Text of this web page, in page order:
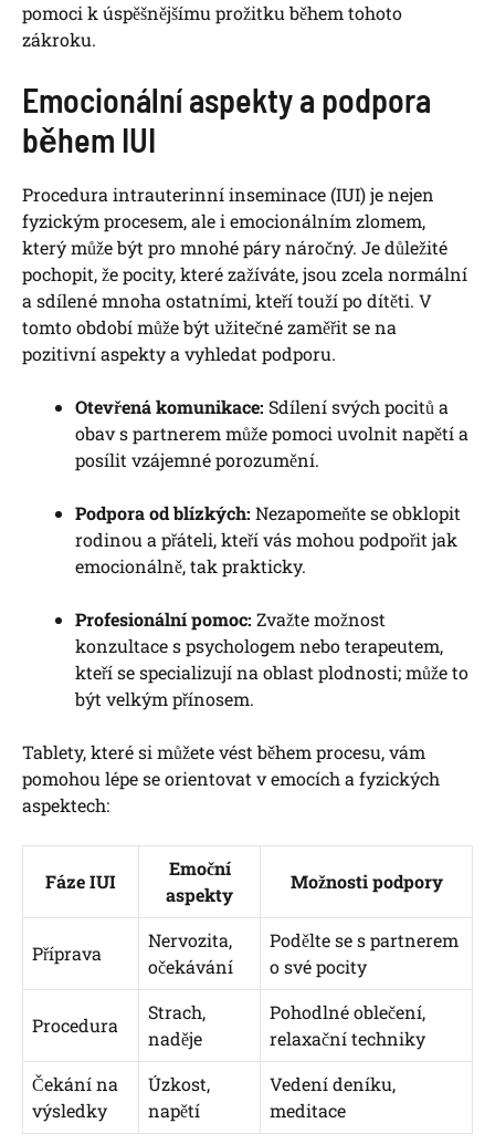
⁢pomoci ⁣k úspěšnějšímu prožitku během tohoto
zákroku.
Emocionální aspekty a podpora
během IUI
Procedura intrauterinní inseminace (IUI) je nejen
fyzickým procesem, ale i emocionálním​ zlomem,
který může být ⁢pro mnohé páry náročný. Je důležité
‌pochopit, že pocity, které ​zažíváte, jsou zcela normální
a ⁢sdílené mnoha ​ostatními, kteří touží po dítěti. V
tomto⁤ období‌ může⁣ být⁣ užitečné ⁢zaměřit se na
pozitivní aspekty a vyhledat podporu.
Otevřená ‍komunikace: Sdílení svých pocitů‍ a⁤
obav⁢ s partnerem může pomoci uvolnit napětí a‌
posílit vzájemné porozumění.
Podpora od​ blízkých: Nezapomeňte⁤ se obklopit
rodinou a přáteli, kteří ‍vás ⁣mohou podpořit jak
emocionálně, tak prakticky.
Profesionální pomoc: Zvažte možnost
konzultace s‍ psychologem nebo terapeutem,
kteří se ⁤specializují⁤ na oblast‌ plodnosti; ‍může to
být velkým přínosem.
Tablety,⁣ které si můžete vést během procesu, vám
pomohou lépe se orientovat v emocích‍ a ​fyzických
aspektech:
Fáze IUI
Emoční
aspekty
Možnosti podpory
Příprava
Nervozita,⁢
očekávání
Podělte se ⁤s partnerem
o⁤ své pocity
Procedura
Strach,
naděje
Pohodlné ⁢oblečení,
relaxační techniky
Čekání na
výsledky
Úzkost,
napětí
Vedení deníku,
meditace